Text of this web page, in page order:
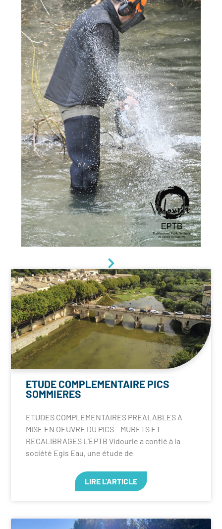
ETUDE COMPLEMENTAIRE PICS
SOMMIERES
ETUDES COMPLEMENTAIRES PREALABLES A
MISE EN OEUVRE DU PICS – MURETS ET
RECALIBRAGES L’EPTB Vidourle a confié à la
société Egis Eau, une étude de
LIRE L'ARTICLE